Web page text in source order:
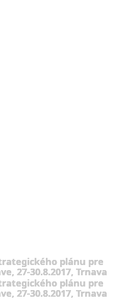
plánu pre
27-30.8.2017, Trnava
plánu pre
27-30.8.2017, Trnava